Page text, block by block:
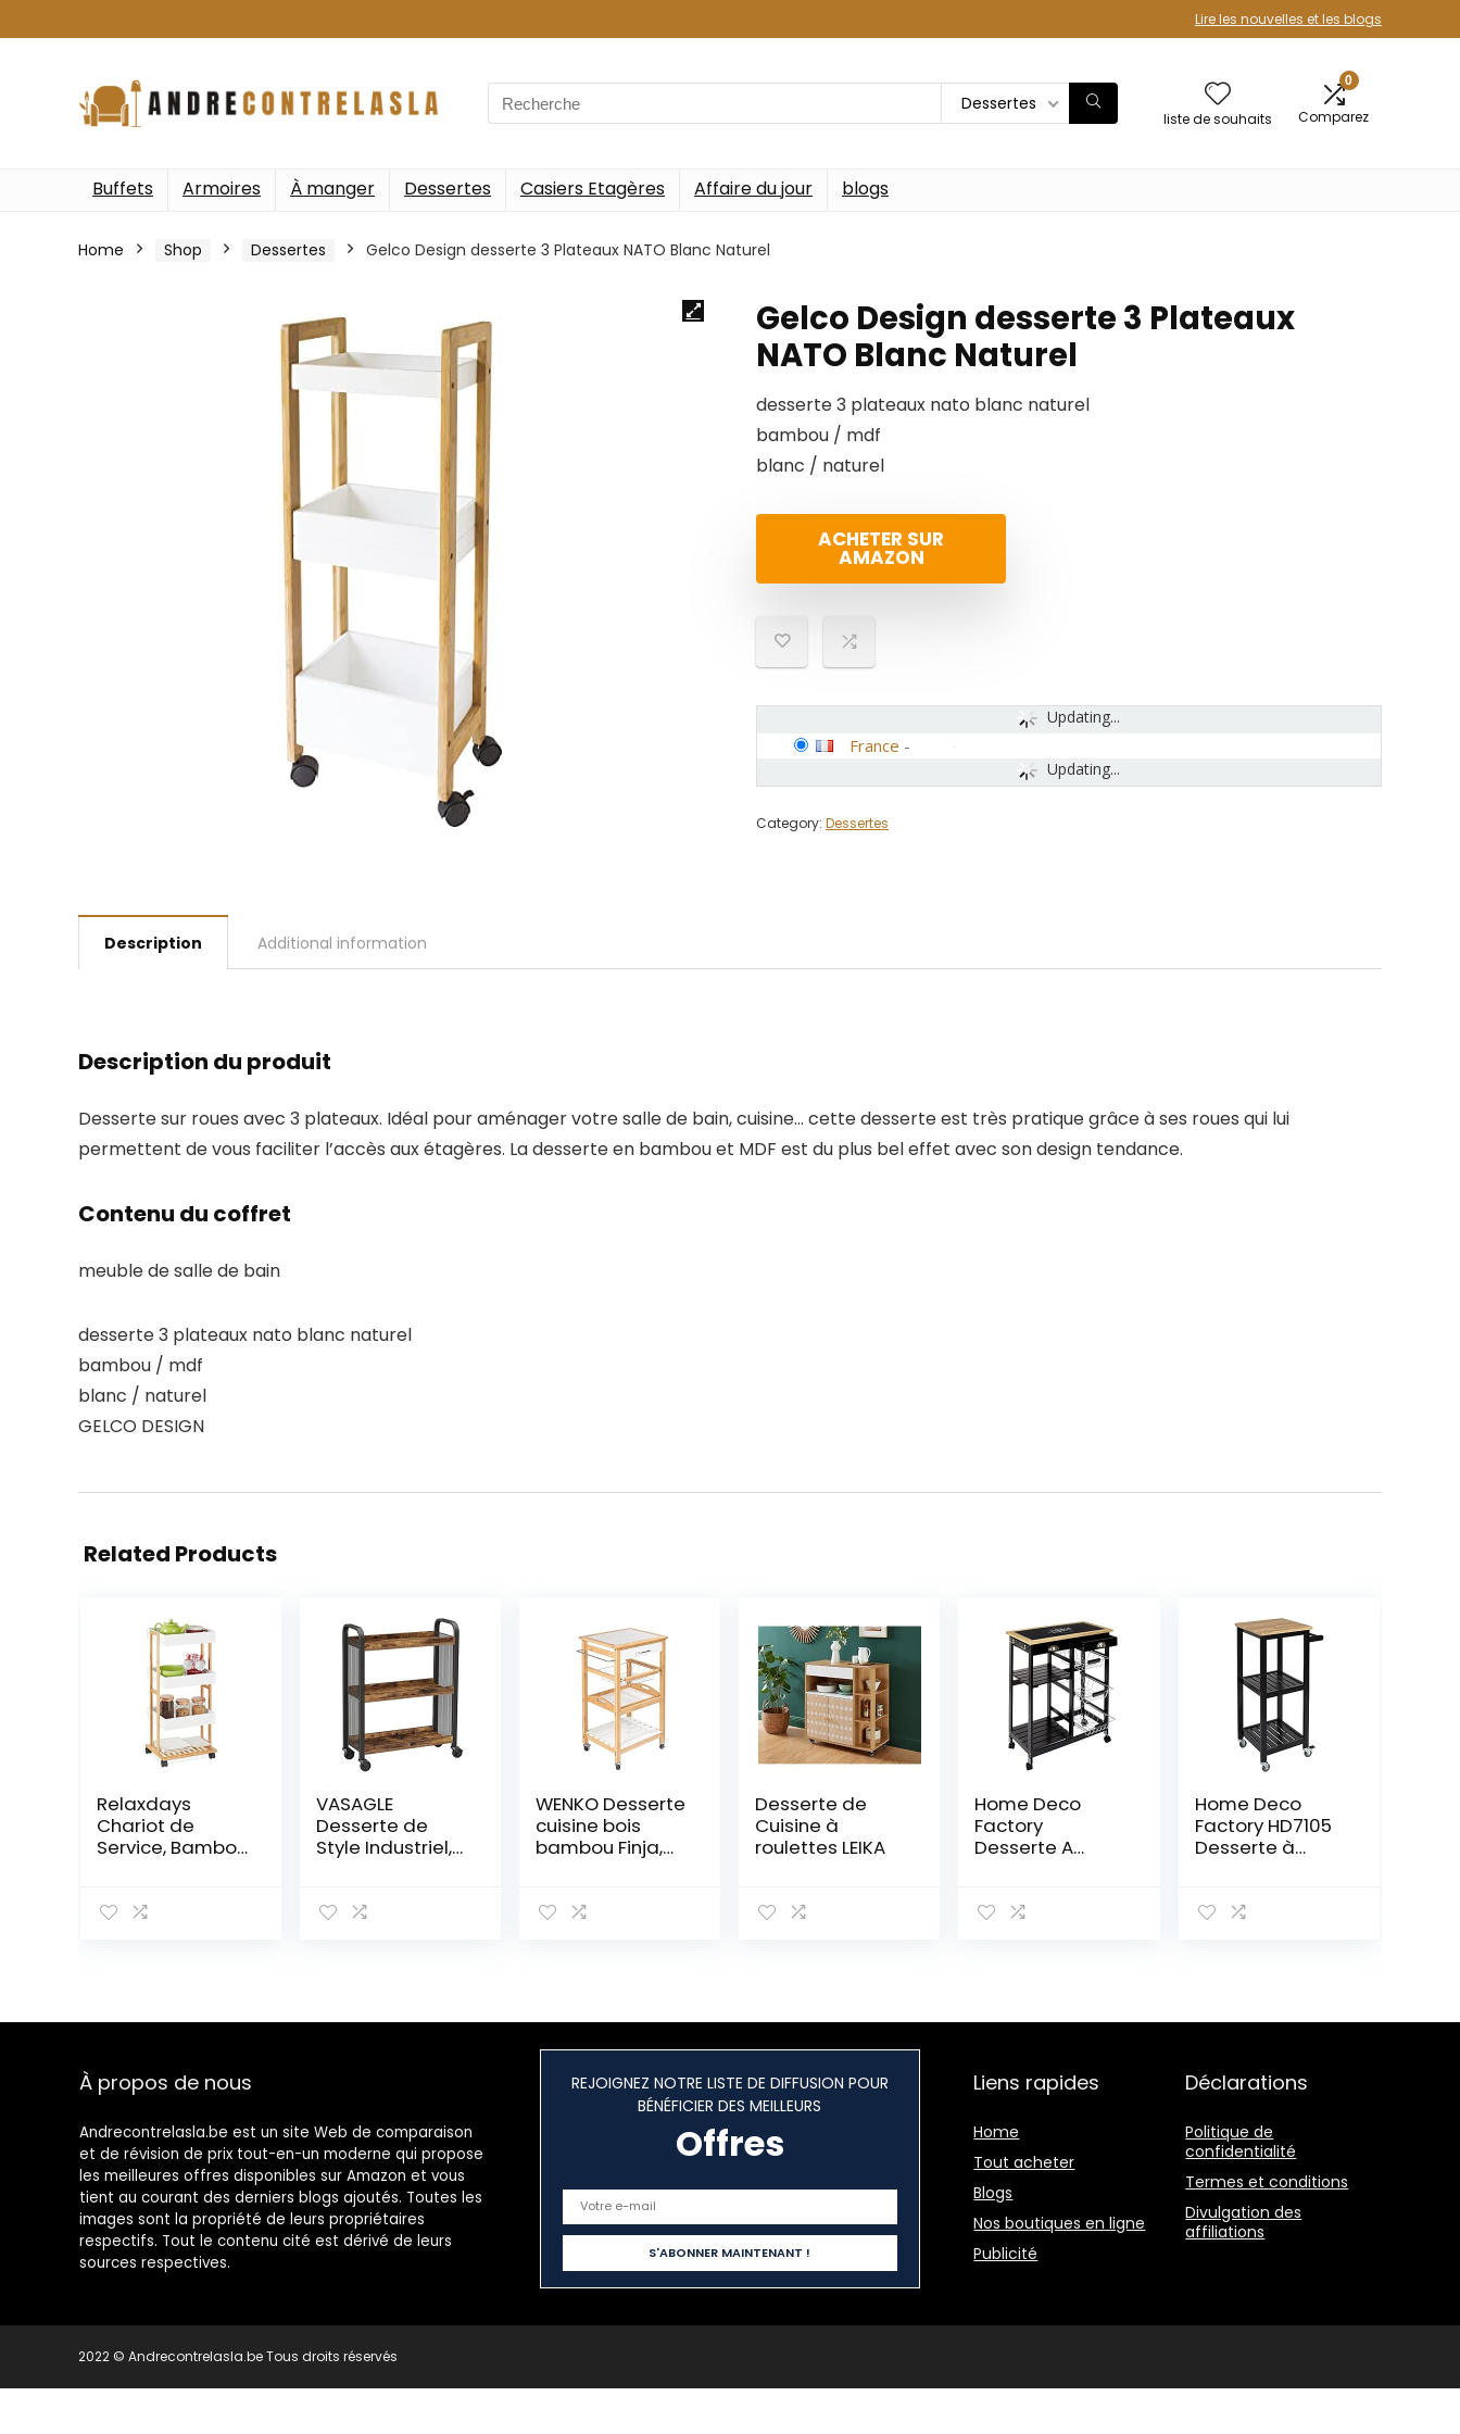
Lire les nouvelles et les blogs
Search
for:
Dessertes
liste de souhaits
0
Comparez
Buffets Armoires À manger Dessertes Casiers Etagères Affaire du jour blogs
Home Shop Dessertes Gelco Design desserte 3 Plateaux NATO Blanc Naturel
Gelco Design desserte 3 Plateaux
NATO Blanc Naturel
desserte 3 plateaux nato blanc naturel
bambou / mdf
blanc / naturel
ACHETER SUR
AMAZON
Updating...
Updating...
France -
Category: Dessertes
Description Additional information
Description du produit
Desserte sur roues avec 3 plateaux. Idéal pour aménager votre salle de bain, cuisine… cette desserte est très pratique grâce à ses roues qui lui
permettent de vous faciliter l’accès aux étagères. La desserte en bambou et MDF est du plus bel effet avec son design tendance.
Contenu du coffret
meuble de salle de bain
desserte 3 plateaux nato blanc naturel
bambou / mdf
blanc / naturel
GELCO DESIGN
Related Products
Relaxdays
Chariot de
Service, Bambou
étages, 88 x 40
VASAGLE
Desserte de
Style Industriel,
Place, avec
Structure en
WENKO Desserte
cuisine bois
bambou Finja,
étagères, 1 tiroir
49x81x38cm,
blanc – marron
Desserte de
Cuisine à
roulettes LEIKA
Home Deco
Factory
Desserte A
Rangement De
Home Deco
Factory HD7105
Desserte à
Nomade Cuisine
À propos de nous
Andrecontrelasla.be est un site Web de comparaison
et de révision de prix tout-en-un moderne qui propose
les meilleures offres disponibles sur Amazon et vous
tient au courant des derniers blogs ajoutés. Toutes les
images sont la propriété de leurs propriétaires
respectifs. Tout le contenu cité est dérivé de leurs
sources respectives.
REJOIGNEZ NOTRE LISTE DE DIFFUSION POUR
BÉNÉFICIER DES MEILLEURS
Offres
Liens rapides
Home
Tout acheter
Blogs
Nos boutiques en ligne
Publicité
Déclarations
Politique de
confidentialité
Termes et conditions
Divulgation des
affiliations
2022 © Andrecontrelasla.be Tous droits réservés